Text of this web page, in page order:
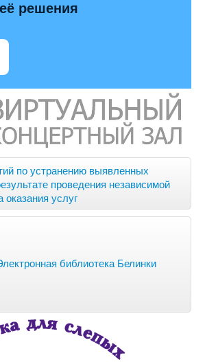
решения
по устранению выявленных
проведения независимой
оказания услуг
библиотека Белинки